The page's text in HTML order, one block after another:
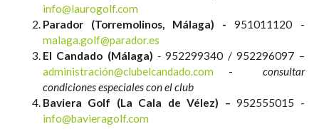
info@laurogolf.com
Parador (Torremolinos, Málaga) - 951011120 -
malaga.golf@parador.es
El Candado (Málaga) - 952299340 / 952296097 –
administración@clubelcandado.com -
consultar
condiciones especiales con el club
Baviera Golf (La Cala de Vélez) – 952555015 -
info@bavieragolf.com